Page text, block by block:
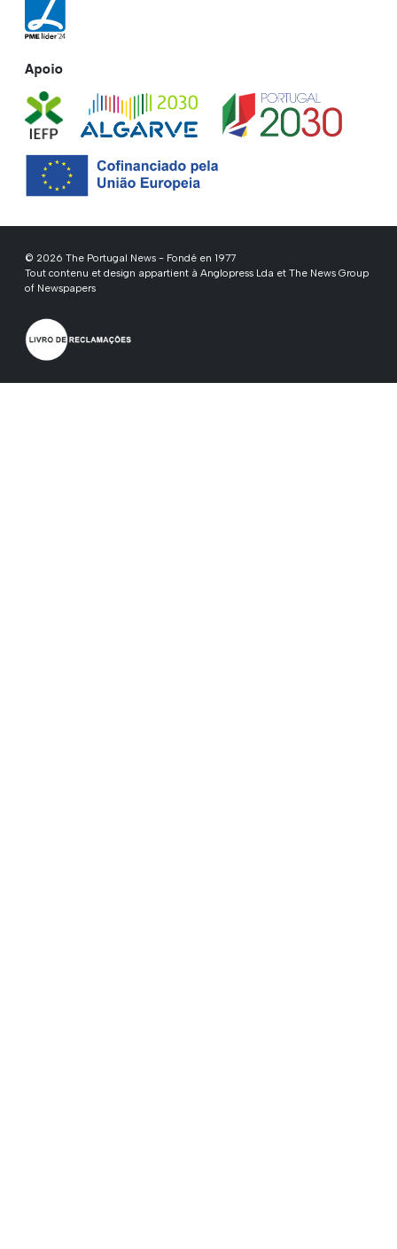
Apoio
© 2026 The Portugal News - Fondé en 1977
Tout contenu et design appartient à Anglopress Lda et The News Group
of Newspapers